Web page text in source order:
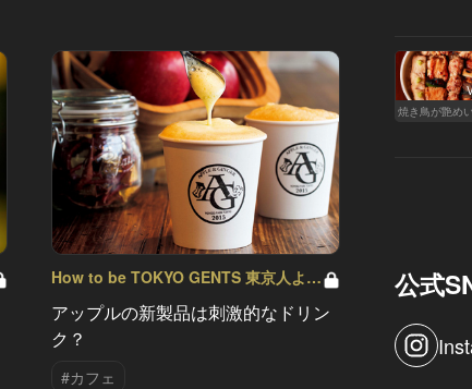
の巣などの美容素材も取り入れ、素材の
甘味料・保存料など不使用。20ml×30本入
How to be TOKYO GENTS 東京人よ、
紳士たれ！ Vol.10
アップルの新製品は刺激的なドリン
ク？
#カフェ
東京23区バ
のはどこ
た！
公式